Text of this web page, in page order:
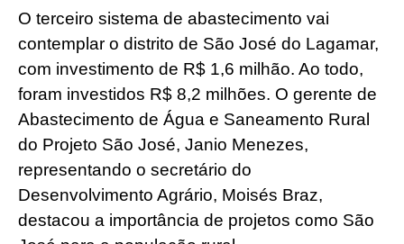
O terceiro sistema de abastecimento vai
contemplar o distrito de São José do Lagamar,
com investimento de R$ 1,6 milhão. Ao todo,
foram investidos R$ 8,2 milhões. O gerente de
Abastecimento de Água e Saneamento Rural
do Projeto São José, Janio Menezes,
representando o secretário do
Desenvolvimento Agrário, Moisés Braz,
destacou a importância de projetos como São